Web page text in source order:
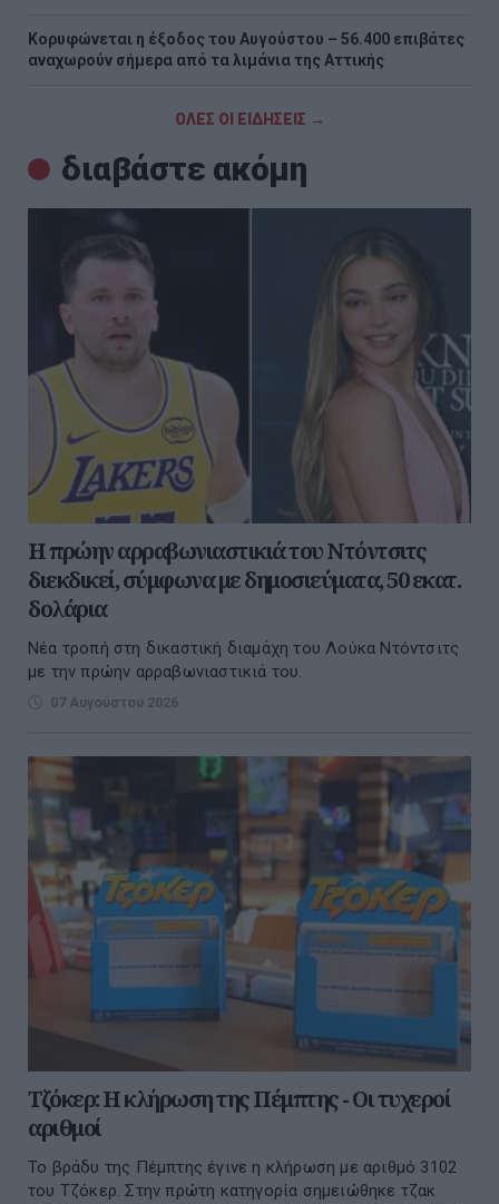
Κορυφώνεται η έξοδος του Αυγούστου – 56.400 επιβάτες
αναχωρούν σήμερα από τα λιμάνια της Αττικής
ΟΛΕΣ ΟΙ ΕΙΔΗΣΕΙΣ →
διαβάστε ακόμη
Η πρώην αρραβωνιαστικιά του Ντόντσιτς
διεκδικεί, σύμφωνα με δημοσιεύματα, 50 εκατ.
δολάρια
Νέα τροπή στη δικαστική διαμάχη του Λούκα Ντόντσιτς
με την πρώην αρραβωνιαστικιά του.
07 Αυγούστου 2026
Τζόκερ: Η κλήρωση της Πέμπτης - Οι τυχεροί
αριθμοί
Το βράδυ της Πέμπτης έγινε η κλήρωση με αριθμό 3102
του Τζόκερ. Στην πρώτη κατηγορία σημειώθηκε τζακ